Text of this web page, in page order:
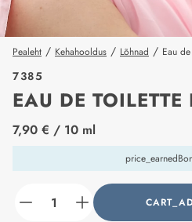
Pealeht / Kehahooldus / Lõhnad / Eau
7385
EAU DE
price_label
7,90 € / 10 ml
counter_current